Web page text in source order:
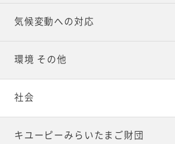
気候変動への対応
環境 その他
社会
キユーピーみらいたまご財団